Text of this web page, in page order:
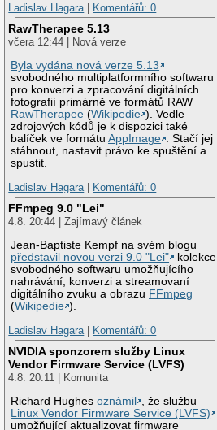
Ladislav Hagara
Komentářů: 0
RawTherapee 5.13
včera 12:44 | Nová verze
Byla vydána nová verze 5.13
svobodného multiplatformního softwaru
pro konverzi a zpracování digitálních
fotografií primárně ve formátů RAW
RawTherapee (Wikipedie ). Vedle
zdrojových kódů je k dispozici také
balíček ve formátuAppImage . Stačí jej
stáhnout, nastavit právo ke spuštění a
spustit.
Ladislav Hagara
Komentářů: 0
FFmpeg 9.0 "Lei"
4.8. 20:44 | Zajímavý článek
Jean-Baptiste Kempf na svém blogu
představil novou verzi 9.0 "Lei"
kolekce
svobodného softwaru umožňujícího
nahrávání, konverzi a streamovaní
digitálního zvuku a obrazu FFmpeg
(Wikipedie ).
Ladislav Hagara
Komentářů: 0
NVIDIA sponzorem služby Linux
Vendor Firmware Service (LVFS)
4.8. 20:11 | Komunita
Richard Hughesoznámil
, že službu
Linux Vendor Firmware Service (LVFS)
umožňující aktualizovat firmware